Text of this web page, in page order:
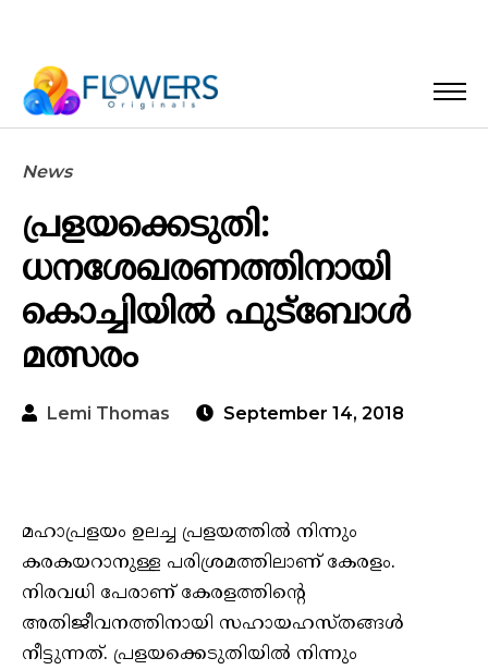
News
പ്രളയക്കെടുതി:
ധനശേഖരണത്തിനായി
കൊച്ചിയില്‍ ഫുട്‌ബോള്‍
മത്സരം
Lemi Thomas September 14, 2018
മഹാപ്രളയം ഉലച്ച പ്രളയത്തില്‍ നിന്നും
കരകയറാനുള്ള പരിശ്രമത്തിലാണ് കേരളം.
നിരവധി പേരാണ് കേരളത്തിന്റെ
അതിജീവനത്തിനായി സഹായഹസ്തങ്ങള്‍
നീട്ടുന്നത്. പ്രളയക്കെടുതിയില്‍ നിന്നും